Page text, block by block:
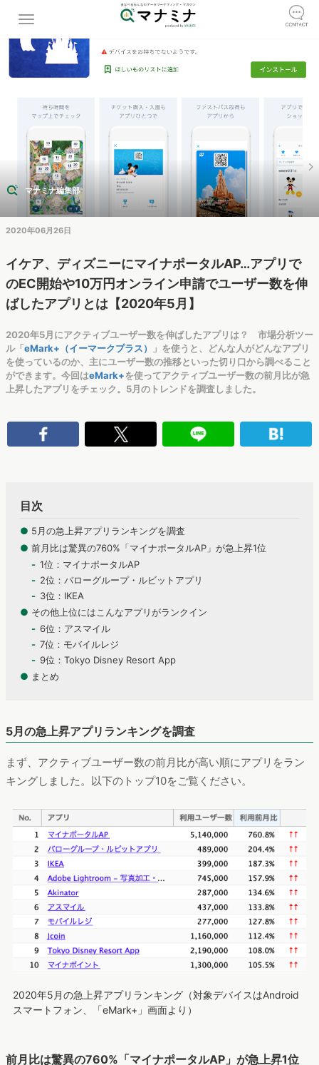
マナミナ編集部
2020年06月26日
イケア、ディズニーにマイナポータルAP…アプリで
のEC開始や10万円オンライン申請でユーザー数を伸
ばしたアプリとは【2020年5月】
2020年5月にアクティブユーザー数を伸ばしたアプリは？ 市場分析ツー
ル「eMark+（イーマークプラス）
」を使うと、どんな人がどんなアプリ
を使っているのか、主にユーザー数の推移といった切り口から調べること
ができます。今回はeMark+を使ってアクティブユーザー数の前月比が急
上昇したアプリをチェック。5月のトレンドを調査しました。
目次
● 5月の急上昇アプリランキングを調査
● 前月比は驚異の760%「マイナポータルAP」が急上昇1位
1位：マイナポータルAP
2位：バローグループ・ルビットアプリ
3位：IKEA
● その他上位にはこんなアプリがランクイン
6位：アスマイル
7位：モバイルレジ
9位：Tokyo Disney Resort App
● まとめ
5月の急上昇アプリランキングを調査
まず、アクティブユーザー数の前月比が高い順にアプリをラン
キングしました。以下のトップ10をご覧ください。
2020年5月の急上昇アプリランキング（対象デバイスはAndroid
スマートフォン、「eMark+」画面より）
前月比は驚異の760%「マイナポータルAP」が急上昇1位